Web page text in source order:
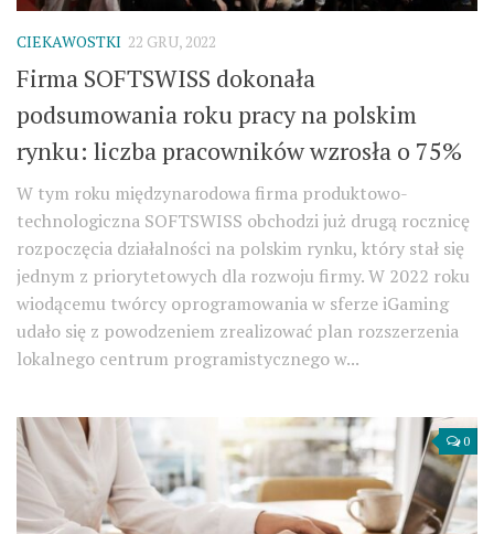
CIEKAWOSTKI 22 GRU, 2022
Firma SOFTSWISS dokonała
podsumowania roku pracy na polskim
rynku: liczba pracowników wzrosła o 75%
W tym roku międzynarodowa firma produktowo-
technologiczna SOFTSWISS obchodzi już drugą rocznicę
rozpoczęcia działalności na polskim rynku, który stał się
jednym z priorytetowych dla rozwoju firmy. W 2022 roku
wiodącemu twórcy oprogramowania w sferze iGaming
udało się z powodzeniem zrealizować plan rozszerzenia
lokalnego centrum programistycznego w...
0